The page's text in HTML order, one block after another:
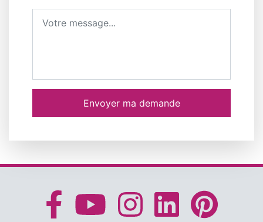
Envoyer ma demande